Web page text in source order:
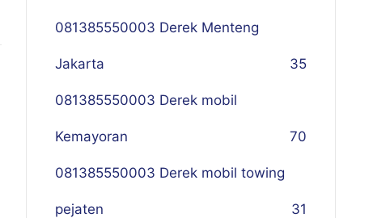
081385550003 Derek Menteng
Jakarta 35
081385550003 Derek mobil
Kemayoran 70
081385550003 Derek mobil towing
pejaten 31